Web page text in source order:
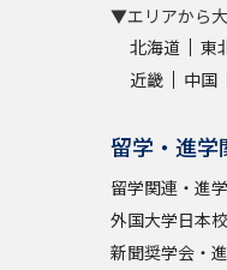
▼エリアから
北海道
東
近畿
中国
留学・進学
留学関連・進
外国大学日本
新聞奨学会・